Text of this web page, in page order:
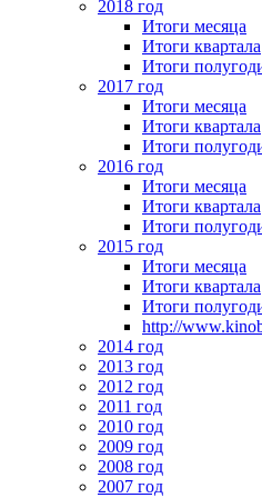
2018 год
Итоги месяца
Итоги квартала
Итоги
2017 год
Итоги месяца
Итоги квартала
Итоги
2016 год
Итоги месяца
Итоги квартала
Итоги
2015 год
Итоги месяца
Итоги квартала
Итоги
http://
2014 год
2013 год
2012 год
2011 год
2010 год
2009 год
2008 год
2007 год